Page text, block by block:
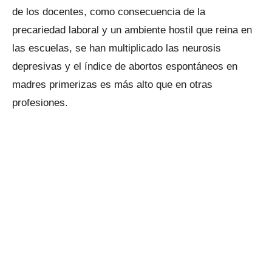
de los docentes, como consecuencia de la
precariedad laboral y un ambiente hostil que reina en
las escuelas, se han multiplicado las neurosis
depresivas y el índice de abortos espontáneos en
madres primerizas es más alto que en otras
profesiones.